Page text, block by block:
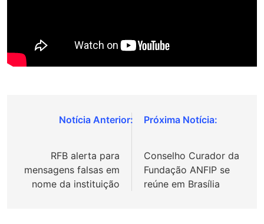
Navegação
Post
RFB alerta para
mensagens falsas em
nome da instituição
Conselho Curador da
Fundação ANFIP se
reúne em Brasília